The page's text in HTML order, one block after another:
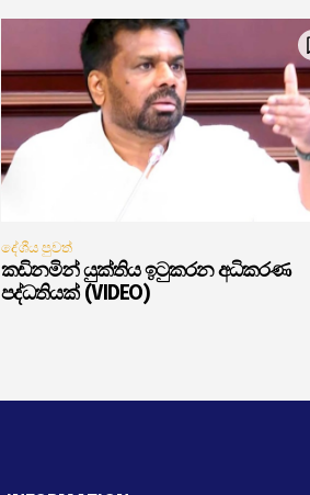
දේශීය පුවත්
කඩිනමින් යුක්තිය ඉටුකරන අධිකරණ
පද්ධතියක් (VIDEO)